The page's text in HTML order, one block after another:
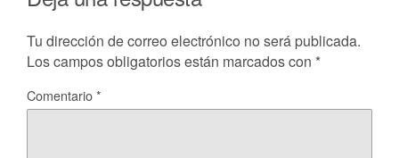
Tu dirección de correo electrónico no será publicada.
Los campos obligatorios están marcados con *
Comentario*